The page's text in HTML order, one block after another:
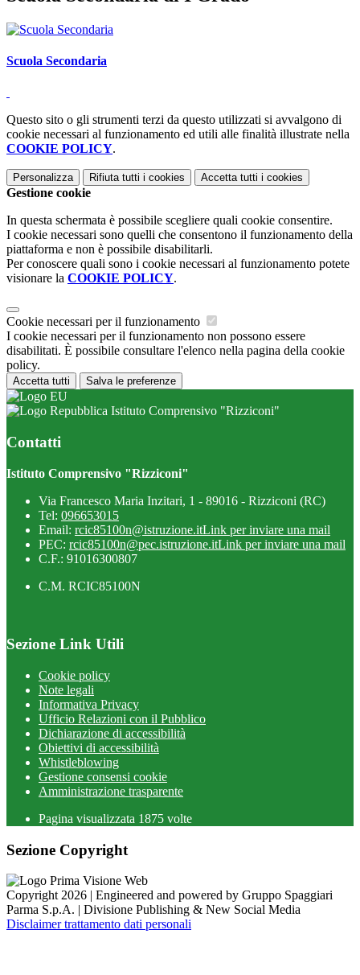
Scuola Secondaria
Questo sito o gli strumenti terzi da questo utilizzati si avvalgono di
cookie necessari al funzionamento ed utili alle finalità illustrate nella
COOKIE POLICY.
Personalizza Rifiuta tutti i cookies Accetta tutti i cookies
Gestione cookie
In questa schermata è possibile scegliere quali cookie consentire.
I cookie necessari sono quelli che consentono il funzionamento della
piattaforma e non è possibile disabilitarli.
Per conoscere quali sono i cookie necessari al funzionamento potete
visionare la COOKIE POLICY.
Cookie necessari per il funzionamento
I cookie necessari per il funzionamento non possono essere
disabilitati. È possibile consultare l'elenco nella pagina della cookie
policy.
Accetta tutti Salva le preferenze
Istituto Comprensivo "Rizziconi"
Contatti
Istituto Comprensivo "Rizziconi"
Via Francesco Maria Inzitari, 1 - 89016 - Rizziconi (RC)
Tel: 096653015
Email: rcic85100n@istruzione.itLink per inviare una mail
PEC: rcic85100n@pec.istruzione.itLink per inviare una mail
C.F.: 91016300807
C.M. RCIC85100N
Sezione Link Utili
Cookie policy
Note legali
Informativa Privacy
Ufficio Relazioni con il Pubblico
Dichiarazione di accessibilità
Obiettivi di accessibilità
Whistleblowing
Gestione consensi cookie
Amministrazione trasparente
Pagina visualizzata 1875 volte
Sezione Copyright
Copyright 2026 | Engineered and powered by Gruppo Spaggiari
Parma S.p.A. | Divisione Publishing & New Social Media
Disclaimer trattamento dati personali